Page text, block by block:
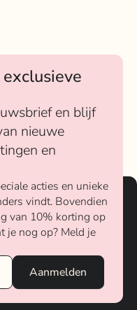
en blijf
nieuwe
en
acties en unieke
vindt. Bovendien
van 10% korting op
je nog op? Meld je